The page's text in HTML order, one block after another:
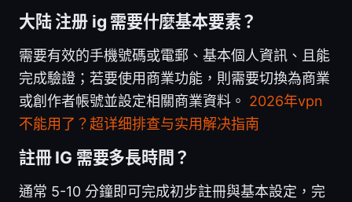
大陆 注册 ig 需要什麼基本要素？
需要有效的手機號碼或電郵、基本個人資訊、且能
完成驗證；若要使用商業功能，則需要切換為商業
或創作者帳號並設定相關商業資料。 2026年vpn
不能用了？超详细排查与实用解决指南
註冊 IG 需要多長時間？
通常 5-10 分鐘即可完成初步註冊與基本設定，完